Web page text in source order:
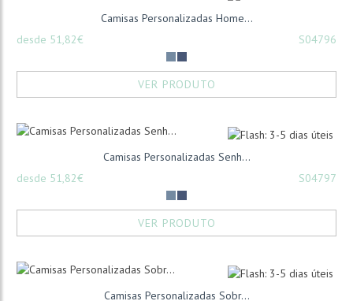
Camisas Personalizadas Home...
desde 51,82€
S04796
VER PRODUTO
Camisas Personalizadas Senh...
desde 51,82€
S04797
VER PRODUTO
Camisas Personalizadas Sobr...